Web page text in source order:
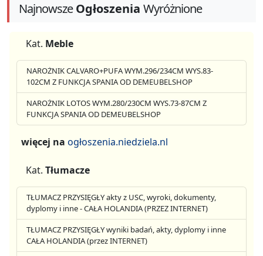
NajnowszeOgłoszenia Wyróżnione
Kat. Meble
NAROŻNIK CALVARO+PUFA WYM.296/234CM WYS.83-
102CM Z FUNKCJA SPANIA OD DEMEUBELSHOP
NAROŻNIK LOTOS WYM.280/230CM WYS.73-87CM Z
FUNKCJA SPANIA OD DEMEUBELSHOP
więcej na ogłoszenia.niedziela.nl
Kat. Tłumacze
TŁUMACZ PRZYSIĘGŁY akty z USC, wyroki, dokumenty,
dyplomy i inne - CAŁA HOLANDIA (PRZEZ INTERNET)
TŁUMACZ PRZYSIĘGŁY wyniki badań, akty, dyplomy i inne
CAŁA HOLANDIA (przez INTERNET)